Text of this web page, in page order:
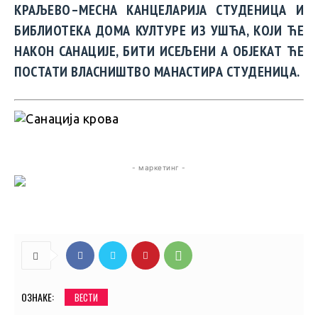
КРАЉЕВО–МЕСНА КАНЦЕЛАРИЈА СТУДЕНИЦА И
БИБЛИОТЕКА ДОМА КУЛТУРЕ ИЗ УШЋА, КОЈИ ЋЕ
НАКОН САНАЦИЈЕ, БИТИ ИСЕЉЕНИ А ОБЈЕКАТ ЋЕ
ПОСТАТИ ВЛАСНИШТВО МАНАСТИРА СТУДЕНИЦА.
- маркетинг -
ОЗНАКЕ: ВЕСТИ